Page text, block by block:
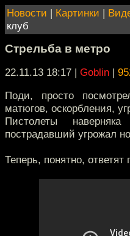
Новости | Картинки |
клуб
Стрельба в метро
22.11.13 18:17 | Goblin |
Поди, просто
матюгов, оскорбления,
Пистолеты
пострадавший угрожал
Теперь, понятно, ответят